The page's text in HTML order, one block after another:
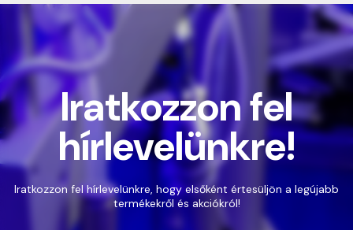
Iratkozzon fel
hírlevelünkre!
Iratkozzon fel hírlevelünkre, hogy elsőként értesüljön a legújabb
termékekről és akciókról!